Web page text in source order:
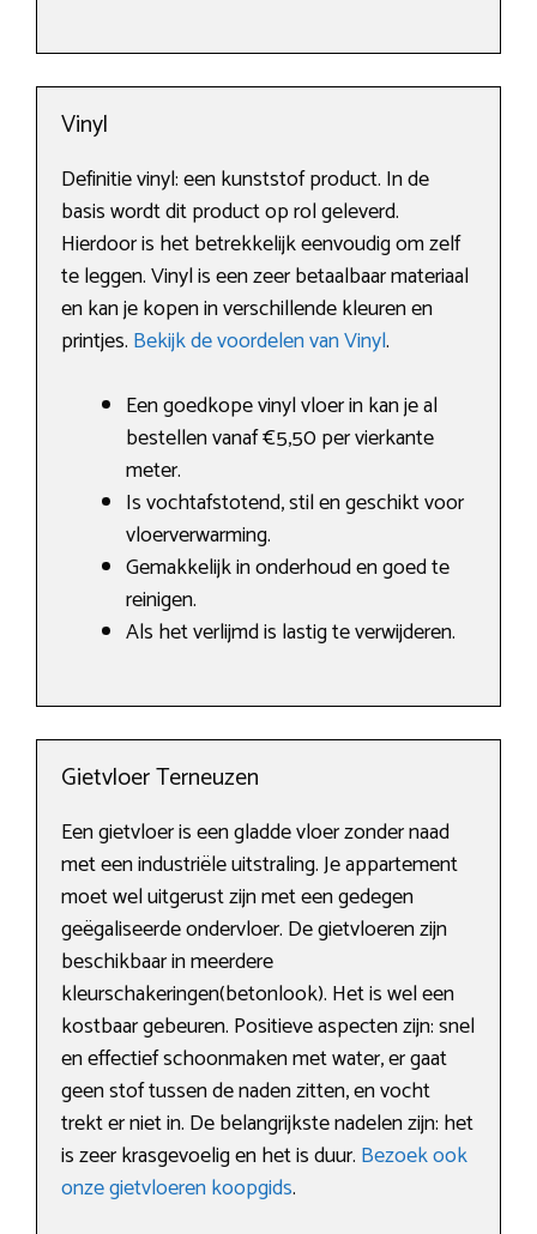
Vinyl
Definitie vinyl: een kunststof product. In de
basis wordt dit product op rol geleverd.
Hierdoor is het betrekkelijk eenvoudig om zelf
te leggen. Vinyl is een zeer betaalbaar materiaal
en kan je kopen in verschillende kleuren en
printjes. Bekijk de voordelen van Vinyl.
Een goedkope vinyl vloer in kan je al
bestellen vanaf €5,50 per vierkante
meter.
Is vochtafstotend, stil en geschikt voor
vloerverwarming.
Gemakkelijk in onderhoud en goed te
reinigen.
Als het verlijmd is lastig te verwijderen.
Gietvloer Terneuzen
Een gietvloer is een gladde vloer zonder naad
met een industriële uitstraling. Je appartement
moet wel uitgerust zijn met een gedegen
geëgaliseerde ondervloer. De gietvloeren zijn
beschikbaar in meerdere
kleurschakeringen(betonlook). Het is wel een
kostbaar gebeuren. Positieve aspecten zijn: snel
en effectief schoonmaken met water, er gaat
geen stof tussen de naden zitten, en vocht
trekt er niet in. De belangrijkste nadelen zijn: het
is zeer krasgevoelig en het is duur. Bezoek ook
onze gietvloeren koopgids.